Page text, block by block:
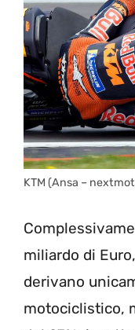
KTM (Ansa –
miliardo di
derivano
motociclistico,